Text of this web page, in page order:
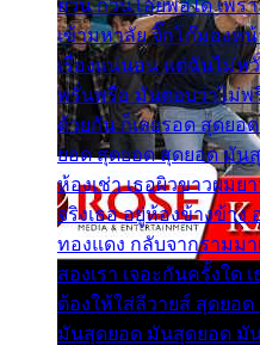
ยวน กวนโอ๊ยพอได้ เพร
เข้ามหาลัย จิ๊กโก๊มองห
เรื่องแน่นอน แต่ฉันไม่ห
พรั่นพรือ มันตอบว่าไม่พรื่
ด้วยกัน ก็เลยรอด สุดย
ยอด สุดยอด สุดยอด มัน
ห้องเช่า เธอผิวขาวผมย
จริงเธอ อยู่ห้องข้างข้าง
ทองแดง กลับจากรามม
สองเรา เจอะกันครั้งใด
ต้องให้ใส่ลีวายส์ สุดยอ
มันสุดยอด มันสุดยอด มั